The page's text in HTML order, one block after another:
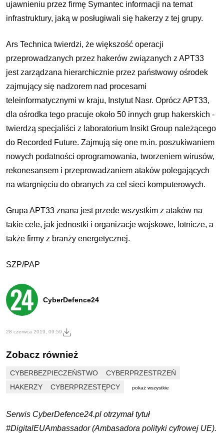
ujawnieniu przez firmę Symantec informacji na temat
infrastruktury, jaką w posługiwali się hakerzy z tej grupy.
Ars Technica twierdzi, że większość operacji
przeprowadzanych przez hakerów związanych z APT33
jest zarządzana hierarchicznie przez państwowy ośrodek
zajmujący się nadzorem nad procesami
teleinformatycznymi w kraju, Instytut Nasr. Oprócz APT33,
dla ośrodka tego pracuje około 50 innych grup hakerskich -
twierdzą specjaliści z laboratorium Insikt Group należącego
do Recorded Future. Zajmują się one m.in. poszukiwaniem
nowych podatności oprogramowania, tworzeniem wirusów,
rekonesansem i przeprowadzaniem ataków polegających
na wtargnięciu do obranych za cel sieci komputerowych.
Grupa APT33 znana jest przede wszystkim z ataków na
takie cele, jak jednostki i organizacje wojskowe, lotnicze, a
także firmy z branży energetycznej.
SZP/PAP
CyberDefence24
28 czerwca 2019, 09:59
Zobacz również
CYBERBEZPIECZEŃSTWO
CYBERPRZESTRZEŃ
HAKERZY
CYBERPRZESTĘPCY pokaż wszystkie
Serwis CyberDefence24.pl otrzymał tytuł
#DigitalEUAmbassador (Ambasadora polityki cyfrowej UE).